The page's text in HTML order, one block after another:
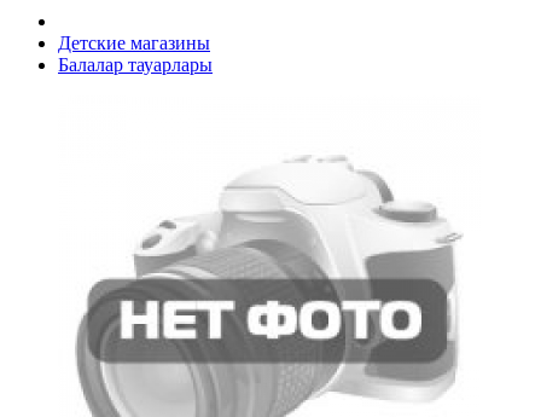
Детские магазины
Балалар тауарлары